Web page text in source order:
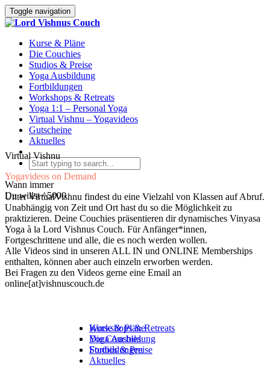
Toggle navigation
Kurse & Pläne
Die Couchies
Studios & Preise
Yoga Ausbildung
Fortbildungen
Workshops & Retreats
Yoga 1:1 – Personal Yoga
Virtual Vishnu – Yogavideos
Gutscheine
Aktuelles
Wann immer
Du willst ^5000
Virtual Vishnu
Yogavideos on Demand
Unter VirtualVishnu findest du eine Vielzahl von Klassen auf Abruf.
Unabhängig von Zeit und Ort hast du so die Möglichkeit zu
praktizieren. Deine Couchies präsentieren dir dynamisches Vinyasa
Yoga à la Lord Vishnus Couch. Für Anfänger*innen,
Fortgeschrittene und alle, die es noch werden wollen.
Alle Videos sind in unseren ALL IN und ONLINE Memberships
enthalten, können aber auch einzeln erworben werden.
Bei Fragen zu den Videos gerne eine Email an
online[at]vishnuscouch.de
Kurse & Pläne
Die Couchies
Studios & Preise
Aktuelles
Workshops & Retreats
Yoga Ausbildung
Fortbildungen